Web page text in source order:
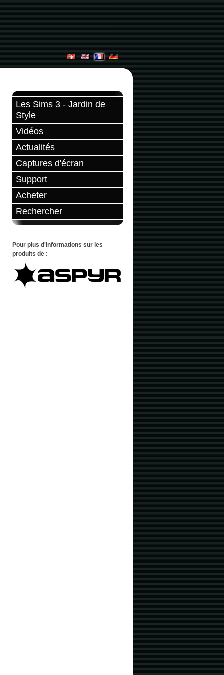
Les Sims 3 - Jardin de
Style
Vidéos
Actualités
Captures d'écran
Support
Acheter
Rechercher
Pour plus d'informations sur les
produits de :